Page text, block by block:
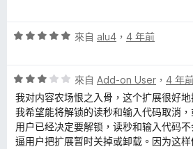
分
分
分
5
分
評
分
，
滿
分
5
來自 alu4 ， 4 年前
評
價
3
分
，
來自 Add-on User ， 4 年
我对内容农场恨之入骨，这个扩展很好
我希望能将解锁的读秒和输入代码取消
用户已经决定要解锁，读秒和输入代码
逼用户把扩展暂时关掉或卸载。因为这样